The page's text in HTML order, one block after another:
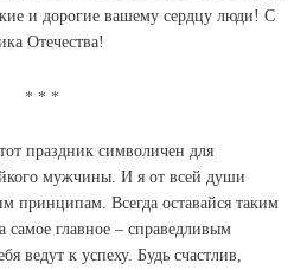
и дорогие вашему сердцу люди! С
Отечества!
праздник символичен для
мужчины. И я от всей души
принципам. Всегда оставайся таким
главное – справедливым
ведут к успеху. Будь счастлив,